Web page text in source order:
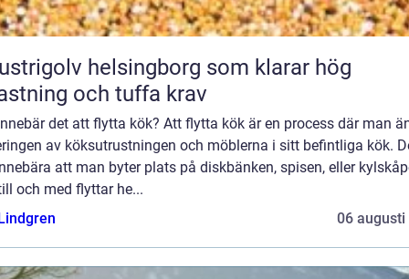
helsingborg som klarar hög
och tuffa krav
det att flytta kök? Att flytta kök är en process där man
av köksutrustningen och möblerna i sitt befintliga kök.
att man byter plats på diskbänken, spisen, eller
och med flyttar he...
06 augusti